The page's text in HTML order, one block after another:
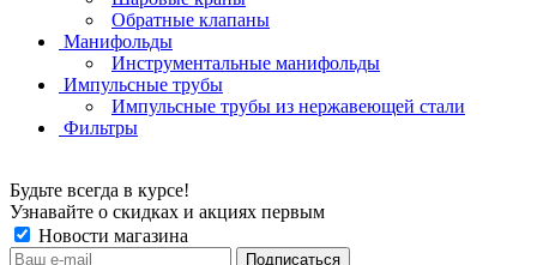
Обратные клапаны
Манифольды
Инструментальные манифольды
Импульсные трубы
Импульсные трубы из нержавеющей стали
Фильтры
Будьте всегда в курсе!
Узнавайте о скидках и акциях первым
Новости магазина